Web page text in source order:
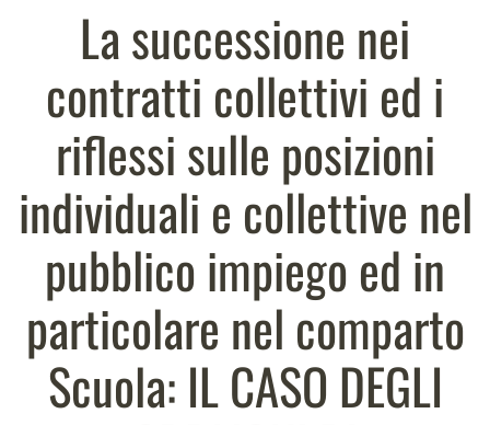
La successione nei
contratti collettivi ed i
riflessi sulle posizioni
individuali e collettive nel
pubblico impiego ed in
particolare nel comparto
Scuola: IL CASO DEGLI